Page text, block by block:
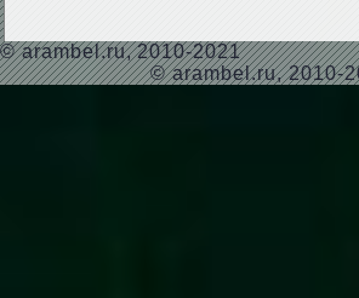
© arambel.ru, 2010-2021
© arambel.ru, 2010-